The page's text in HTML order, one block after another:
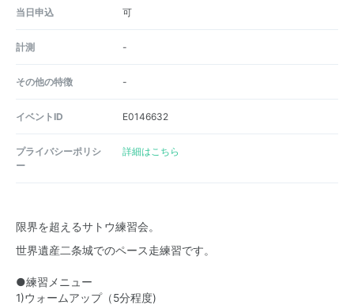
当日申込 可
計測 -
その他の特徴 -
イベントID E0146632
プライバシーポリシ
ー
詳細はこちら
限界を超えるサトウ練習会。
世界遺産二条城でのペース走練習です。
●練習メニュー
1)ウォームアップ（5分程度)